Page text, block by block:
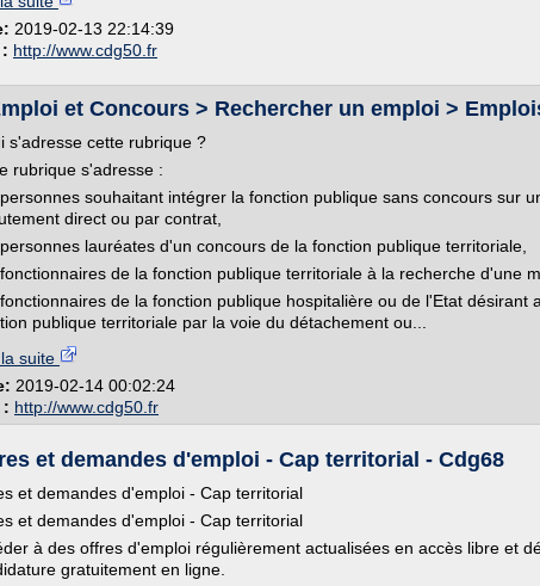
2019-02-13 22:14:39
http://www.cdg50.fr
et Concours > Rechercher un emploi >
s'adresse cette rubrique ?
rubrique s'adresse :
souhaitant intégrer la fonction publique sans concours sur
direct ou par contrat,
lauréates d'un concours de la fonction publique territoriale,
de la fonction publique territoriale à la recherche d'une
de la fonction publique hospitalière ou de l'Etat désirant
publique territoriale par la voie du détachement ou...
suite
2019-02-14 00:02:24
: http://www.cdg50.fr
et demandes d'emploi - Cap territorial - Cdg68
et demandes d'emploi - Cap territorial
et demandes d'emploi - Cap territorial
à des offres d'emploi régulièrement actualisées en accès libre et
gratuitement en ligne.